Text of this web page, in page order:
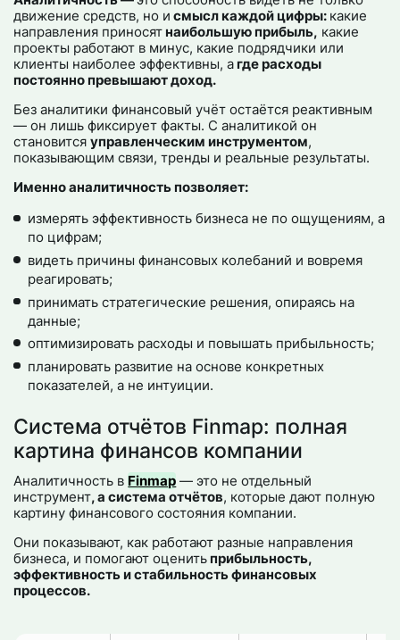
движение средств, но и смысл каждой цифры: какие
направления приносят наибольшую прибыль, какие
проекты работают в минус, какие подрядчики или
клиенты наиболее эффективны, а где расходы
постоянно превышают доход.
Без аналитики финансовый учёт остаётся реактивным
— он лишь фиксирует факты. С аналитикой он
становитсяуправленческим инструментом,
показывающим связи, тренды и реальные результаты.
Именно аналитичность позволяет:
измерять эффективность бизнеса не по ощущениям, а
по цифрам;
видеть причины финансовых колебаний и вовремя
реагировать;
принимать стратегические решения, опираясь на
данные;
оптимизировать расходы и повышать прибыльность;
планировать развитие на основе конкретных
показателей, а не интуиции.
Система отчётов Finmap: полная
картина финансов компании
Аналитичность в Finmap — это не отдельный
инструмент, а система отчётов, которые дают полную
картину финансового состояния компании.
Они показывают, как работают разные направления
бизнеса, и помогают оценить прибыльность,
эффективность и стабильность финансовых
процессов.